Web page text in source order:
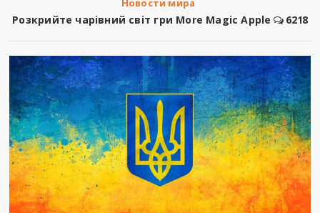
Новости мира
Розкрийте чарівний світ гри More Magic Apple 6218